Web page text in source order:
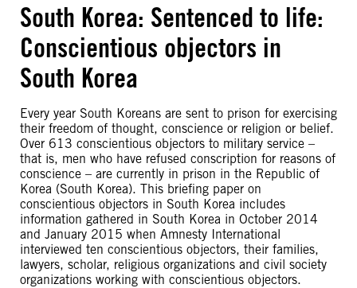
South Korea: Sentenced to life:
Conscientious objectors in
South Korea
Every year South Koreans are sent to prison for exercising
their freedom of thought, conscience or religion or belief.
Over 613 conscientious objectors to military service –
that is, men who have refused conscription for reasons of
conscience – are currently in prison in the Republic of
Korea (South Korea). This briefing paper on
conscientious objectors in South Korea includes
information gathered in South Korea in October 2014
and January 2015 when Amnesty International
interviewed ten conscientious objectors, their families,
lawyers, scholar, religious organizations and civil society
organizations working with conscientious objectors.